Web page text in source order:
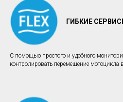
ГИБКИЕ
С помощью простого и удобного
контролировать перемещение мотоцикла